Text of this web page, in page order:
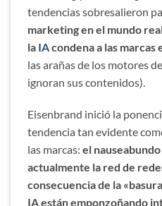
tendencias sobresalieron
marketing en el mundo
la IAcondena a las marcas
las arañas de los motores
ignoran sus contenidos).
Eisenbrand inició la
tendencia tan evidente
las marcas: el
actualmente la red de
consecuencia de la
IA están emponzoñando